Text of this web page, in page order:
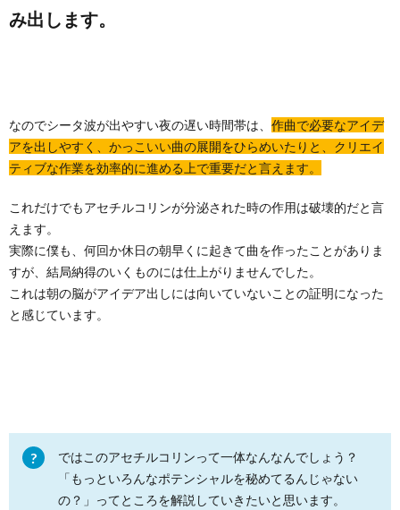
み出します。
なのでシータ波が出やすい夜の遅い時間帯は、 作曲で必要なアイデ
アを出しやすく、かっこいい曲の展開をひらめいたりと、クリエイ
ティブな作業を効率的に進める上で重要だと言えます。
これだけでもアセチルコリンが分泌された時の作用は破壊的だと言
えます。
実際に僕も、何回か休日の朝早くに起きて曲を作ったことがありま
すが、結局納得のいくものには仕上がりませんでした。
これは朝の脳がアイデア出しには向いていないことの証明になった
と感じています。
ではこのアセチルコリンって一体なんなんでしょう？
「もっといろんなポテンシャルを秘めてるんじゃない
の？」ってところを解説していきたいと思います。